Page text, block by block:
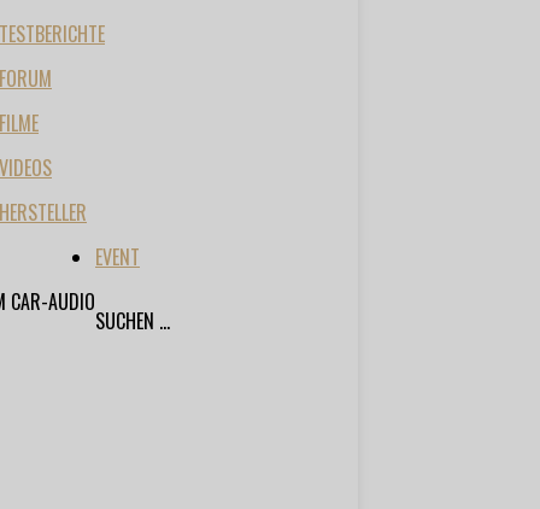
TESTBERICHTE
CAR-AUDIO
FORUM
FILME
VIDEOS
HERSTELLER
EVENT
SUCHEN ...